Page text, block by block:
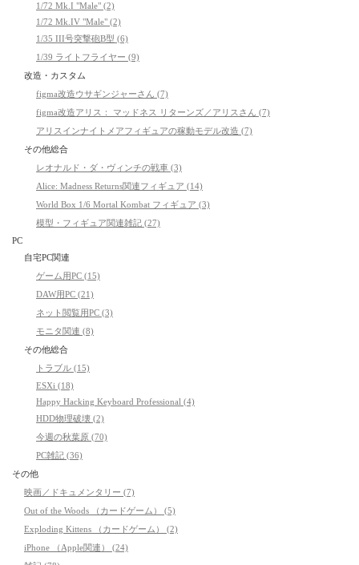
1/72 Mk.I "Male" (2)
1/72 Mk.IV "Male" (2)
1/35 III号突撃砲B型 (6)
1/39 ライトフライヤー (9)
改造・カスタム
figma改造ウサギンジャーさん (7)
figma改造アリス： マッドネス リターンズ／アリスさん (7)
アリスインナイトメアフィギュアの稼動モデル改造 (7)
その他総合
レオナルド・ダ・ヴィンチの戦車 (3)
Alice: Madness Returns関連フィギュア (14)
World Box 1/6 Mortal Kombat フィギュア (3)
模型・フィギュア関連雑記 (27)
PC
自宅PC関連
ゲーム用PC (15)
DAW用PC (21)
ネット閲覧用PC (3)
モニタ関連 (8)
その他総合
トラブル (15)
ESXi (18)
Happy Hacking Keyboard Professional (4)
HDD物理破壊 (2)
今週の秋葉原 (70)
PC雑記 (36)
その他
映画／ドキュメンタリー (7)
Out of the Woods （カードゲーム） (5)
Exploding Kittens （カードゲーム） (2)
iPhone （Apple関連） (24)